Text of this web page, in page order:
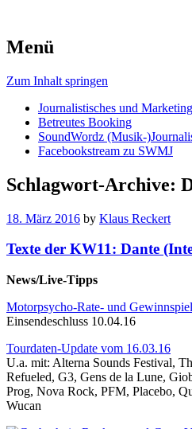
Menü
Zum Inhalt springen
Journalistisches und
Betreutes Booking
SoundWordz (Musik-
Facebookstream zu SWMJ
Schlagwort-Archive:
18. März 2016 by Klaus Reckert
Texte der KW11: Dante
News/Live-Tipps
Motorpsycho-Rate- und
Einsendeschluss 10.04.16
Tourdaten-Update vom 16.03.16
U.a. mit: Alterna Sounds Festival,
Refueled, G3, Gens de la Lune,
Prog, Nova Rock, PFM, Placebo,
Wucan